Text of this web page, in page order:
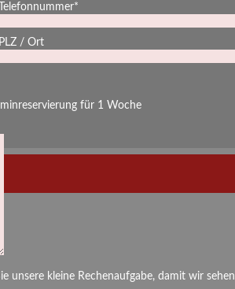
Telefonnummer*
PLZ / Ort
für 1 Woche
unsere kleine Rechenaufgabe, damit wir sehen